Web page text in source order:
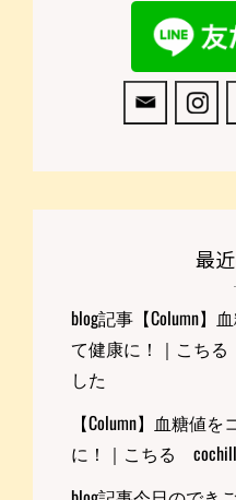
最
blog記事【Column】
て健康に！｜こちる
した
【Column】血糖値
に！｜こちる